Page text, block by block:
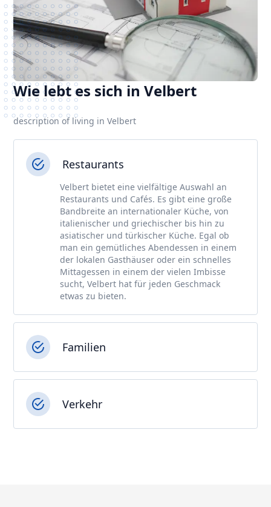
Wie lebt es sich in Velbert
description of living in Velbert
Restaurants
Velbert bietet eine vielfältige Auswahl an
Restaurants und Cafés. Es gibt eine große
Bandbreite an internationaler Küche, von
italienischer und griechischer bis hin zu
asiatischer und türkischer Küche. Egal ob
man ein gemütliches Abendessen in einem
der lokalen Gasthäuser oder ein schnelles
Mittagessen in einem der vielen Imbisse
sucht, Velbert hat für jeden Geschmack
etwas zu bieten.
Familien
Verkehr